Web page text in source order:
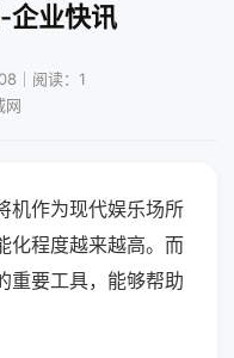
企业快讯
｜阅读：1
网
机作为现代娱乐场所
化程度越来越高。而
重要工具，能够帮助